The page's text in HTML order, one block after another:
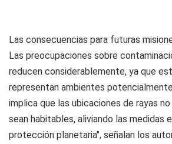
Las consecuencias para futuras
Las preocupaciones sobre
reducen considerablemente, ya que
representan ambientes
implica que las ubicaciones de rayas
sean habitables, aliviando las medidas
protección planetaria", señalan los